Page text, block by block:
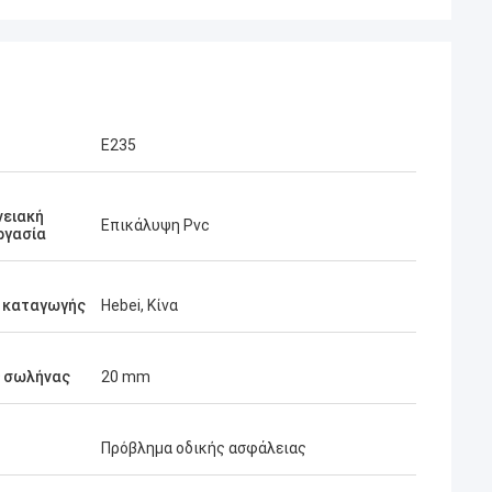
από την αρχή,
Ε235
Επικάλυψη Pvc
Hebei, Κίνα
σωλήνας 20 mm
Πρόβλημα οδικής ασφάλειας